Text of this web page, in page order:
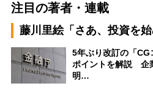
注目の著者・連載
藤川里絵「さあ、投資を始
5年ぶり改訂の「
ポイントを解説 企
明…